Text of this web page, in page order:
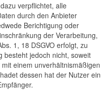
verpflichtet, alle
durch den Anbieter
Berichtigung oder
der Verarbeitung,
1, 18 DSGVO erfolgt, zu
besteht jedoch nicht, soweit
einem unverhältnismäßigen
dessen hat der Nutzer ein